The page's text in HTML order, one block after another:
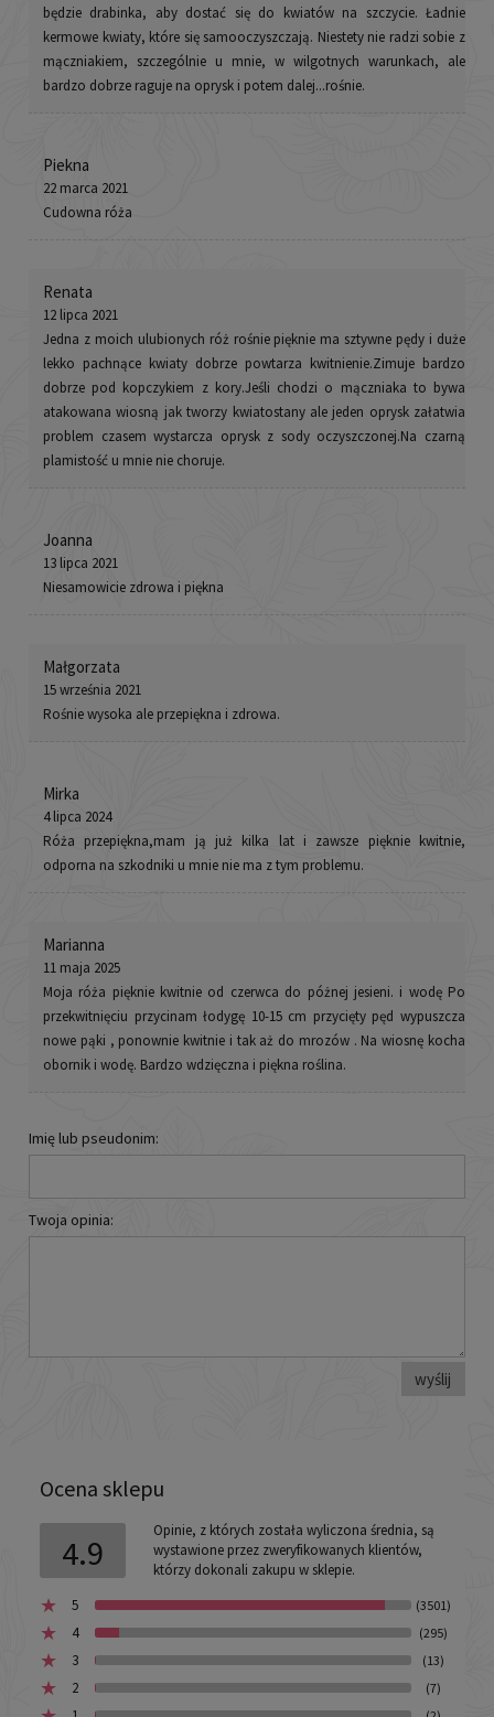
będzie drabinka, aby dostać się do kwiatów na szczycie. Ładnie
kermowe kwiaty, które się samooczyszczają. Niestety nie radzi sobie z
mączniakiem, szczególnie u mnie, w wilgotnych warunkach, ale
bardzo dobrze raguje na oprysk i potem dalej...rośnie.
Piekna
22 marca 2021
Cudowna róża
Renata
12 lipca 2021
Jedna z moich ulubionych róż rośnie pięknie ma sztywne pędy i duże
lekko pachnące kwiaty dobrze powtarza kwitnienie.Zimuje bardzo
dobrze pod kopczykiem z kory.Jeśli chodzi o mączniaka to bywa
atakowana wiosną jak tworzy kwiatostany ale jeden oprysk załatwia
problem czasem wystarcza oprysk z sody oczyszczonej.Na czarną
plamistość u mnie nie choruje.
Joanna
13 lipca 2021
Niesamowicie zdrowa i piękna
Małgorzata
15 września 2021
Rośnie wysoka ale przepiękna i zdrowa.
Mirka
4 lipca 2024
Róża przepiękna,mam ją już kilka lat i zawsze pięknie kwitnie,
odporna na szkodniki u mnie nie ma z tym problemu.
Marianna
11 maja 2025
Moja róża pięknie kwitnie od czerwca do póżnej jesieni. i wodę Po
przekwitnięciu przycinam łodygę 10-15 cm przycięty pęd wypuszcza
nowe pąki , ponownie kwitnie i tak aż do mrozów . Na wiosnę kocha
obornik i wodę. Bardzo wdzięczna i piękna roślina.
Imię lub pseudonim:
Twoja opinia:
wyślij
Ocena sklepu
4.9
Opinie, z których została wyliczona średnia, są
wystawione przez zweryfikowanych klientów,
którzy dokonali zakupu w sklepie.
5
(3501)
4 (295)
3 (13)
2 (7)